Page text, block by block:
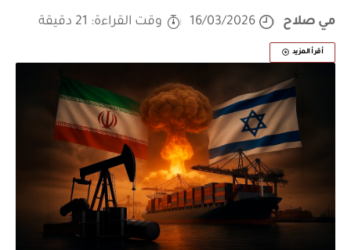
مي صلاح 16/03/2026 وقت القراءة: 21 دقيقة
أقرأ المزيد